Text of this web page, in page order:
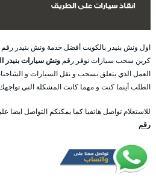
كرين سحب سيارات نوفر رقم ونش سيارات بنيدر
العمل الذي يتعلق بسحب و نقل السيارات و
الطلب أينما كنت و مهما كانت المشكلة التي
للاستعلام تواصل هاتفيا كما يمكنكم التواصل ايضا
رقم